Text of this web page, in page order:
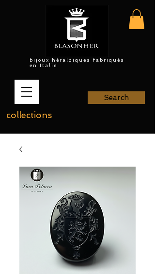
bijoux héraldiques fabriqués
en Italie
collections
Search